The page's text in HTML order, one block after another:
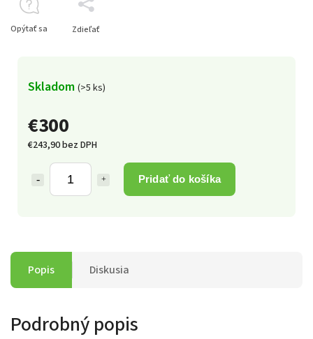
€300
€243,90 bez DPH
Pridať do košíka
Skladom (>5 ks)
Opýtať sa Zdieľať
Popis Diskusia
Podrobný popis